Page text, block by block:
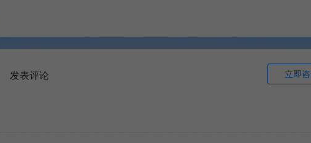
发表评论 立即